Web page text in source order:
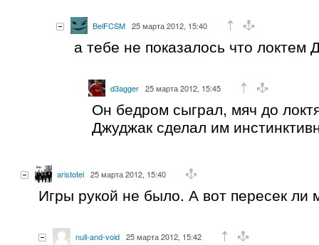
BelFCSM 25 марта 2012, 15:40
а тебе не показалось что локтем
d3agger 25 марта 2012, 15:45
Он бедром сыграл, мяч до
Джуджак сделал им
aristotel 25 марта 2012, 15:40
Игры рукой не было. А вот пересек
null-and-void 25 марта 2012, 15:42